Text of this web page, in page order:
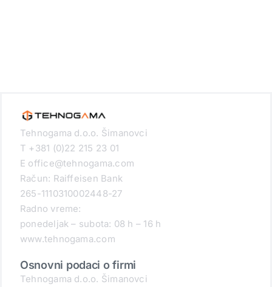
Tehnogama d.o.o. Šimanovci
T +381 (0)22 215 23 01
E office@tehnogama.com
Račun: Raiffeisen Bank
265-1110310002448-27
Radno vreme:
ponedeljak – subota: 08 h – 16 h
www.tehnogama.com
Osnovni podaci o firmi
Tehnogama d.o.o. Šimanovci